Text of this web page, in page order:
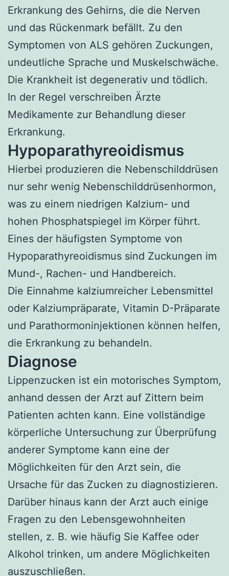
Erkrankung des Gehirns, die die Nerven
und das Rückenmark befällt. Zu den
Symptomen von ALS gehören Zuckungen,
undeutliche Sprache und Muskelschwäche.
Die Krankheit ist degenerativ und tödlich.
In der Regel verschreiben Ärzte
Medikamente zur Behandlung dieser
Erkrankung.
Hypoparathyreoidismus
Hierbei produzieren die Nebenschilddrüsen
nur sehr wenig Nebenschilddrüsenhormon,
was zu einem niedrigen Kalzium- und
hohen Phosphatspiegel im Körper führt.
Eines der häufigsten Symptome von
Hypoparathyreoidismus sind Zuckungen im
Mund-, Rachen- und Handbereich.
Die Einnahme kalziumreicher Lebensmittel
oder Kalziumpräparate, Vitamin D-Präparate
und Parathormoninjektionen können helfen,
die Erkrankung zu behandeln.
Diagnose
Lippenzucken ist ein motorisches Symptom,
anhand dessen der Arzt auf Zittern beim
Patienten achten kann. Eine vollständige
körperliche Untersuchung zur Überprüfung
anderer Symptome kann eine der
Möglichkeiten für den Arzt sein, die
Ursache für das Zucken zu diagnostizieren.
Darüber hinaus kann der Arzt auch einige
Fragen zu den Lebensgewohnheiten
stellen, z. B. wie häufig Sie Kaffee oder
Alkohol trinken, um andere Möglichkeiten
auszuschließen.